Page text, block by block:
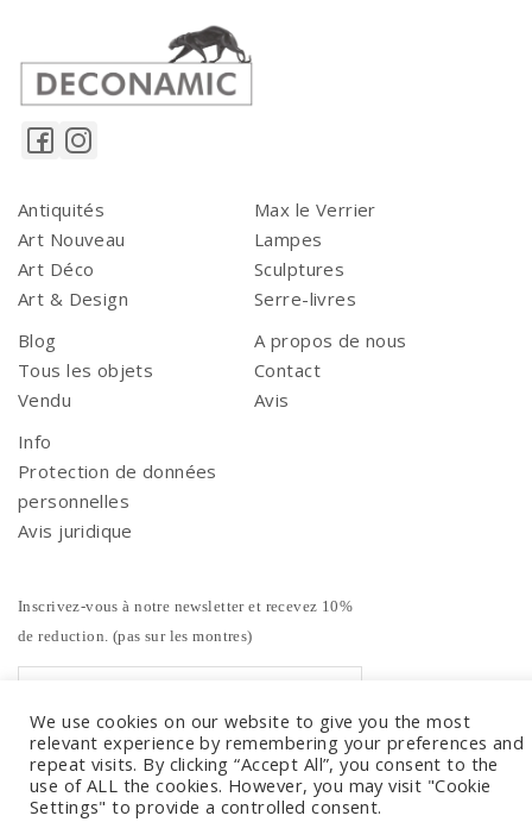
Antiquités
Art Nouveau
Art Déco
Art & Design
Max le Verrier
Lampes
Sculptures
Serre-livres
Blog
Tous les objets
Vendu
A propos de nous
Contact
Avis
Info
Protection de données
personnelles
Avis juridique
Inscrivez-vous à notre newsletter et recevez 10%
de reduction. (pas sur les montres)
We use cookies on our website to give you the most
relevant experience by remembering your preferences and
repeat visits. By clicking “Accept All”, you consent to the
use of ALL the cookies. However, you may visit "Cookie
Settings" to provide a controlled consent.